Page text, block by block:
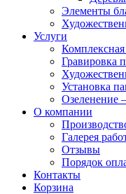
Элементы
Услуги
Гравировка
Установка
Озеленение
О компании
Галерея
Отзывы
Порядок
Контакты
Корзина